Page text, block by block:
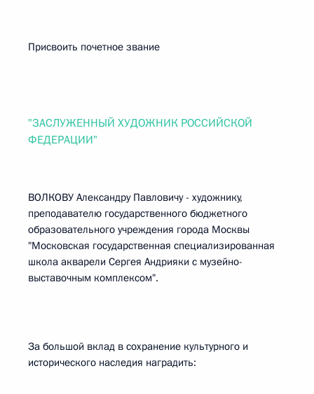
Присвоить почетное звание
"ЗАСЛУЖЕННЫЙ ХУДОЖНИК РОССИЙСКОЙ
ФЕДЕРАЦИИ"
ВОЛКОВУ Александру Павловичу - художнику,
преподавателю государственного бюджетного
образовательного учреждения города Москвы
"Московская государственная специализированная
школа акварели Сергея Андрияки с музейно-
выставочным комплексом".
За большой вклад в сохранение культурного и
исторического наследия наградить: